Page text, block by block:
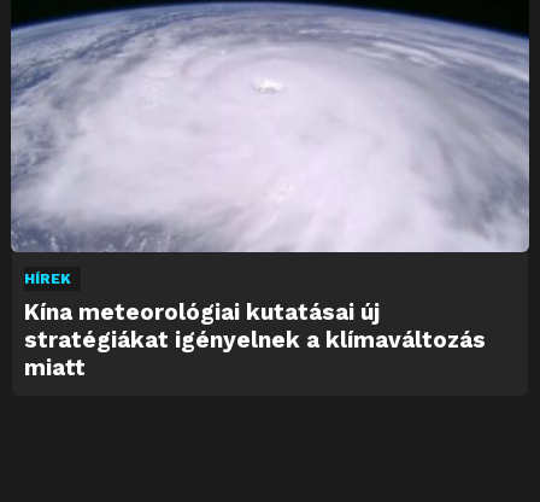
HÍREK
Kína meteorológiai kutatásai új
stratégiákat igényelnek a klímaváltozás
miatt